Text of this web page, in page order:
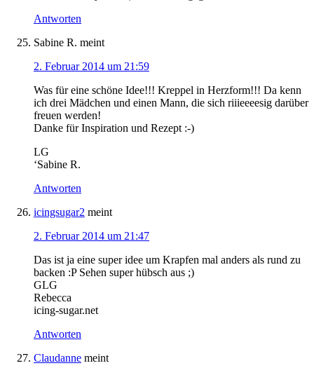
Antworten
Sabine R. meint
2. Februar 2014 um 21:59
Was für eine schöne Idee!!! Kreppel in Herzform!!! Da kenn
ich drei Mädchen und einen Mann, die sich riiieeeesig darüber
freuen werden!
Danke für Inspiration und Rezept :-)
LG
‘Sabine R.
Antworten
icingsugar2 meint
2. Februar 2014 um 21:47
Das ist ja eine super idee um Krapfen mal anders als rund zu
backen :P Sehen super hübsch aus ;)
GLG
Rebecca
icing-sugar.net
Antworten
Claudanne meint